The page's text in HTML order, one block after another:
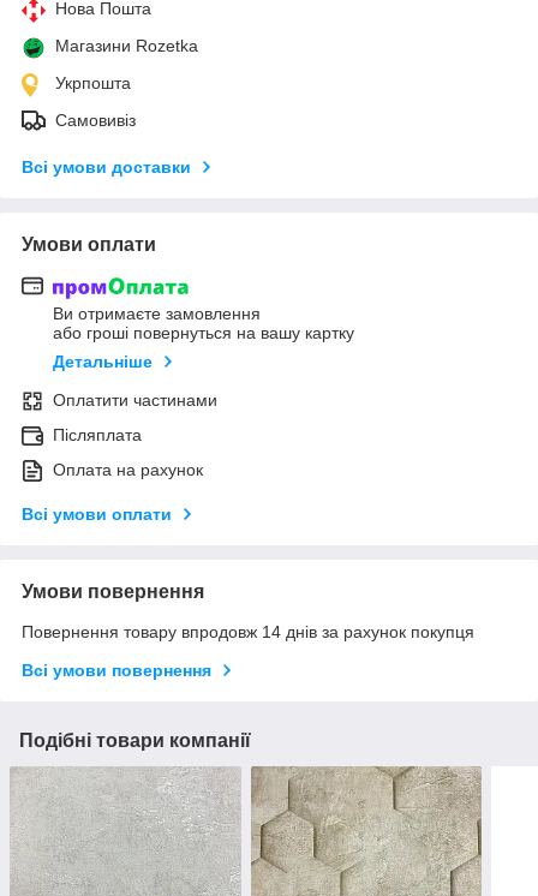
Нова Пошта
Магазини Rozetka
Укрпошта
Самовивіз
Всі умови доставки
Умови оплати
Ви отримаєте замовлення
або гроші повернуться на вашу картку
Детальніше
Оплатити частинами
Післяплата
Оплата на рахунок
Всі умови оплати
Умови повернення
Повернення товару впродовж 14 днів за рахунок покупця
Всі умови повернення
Подібні товари компанії